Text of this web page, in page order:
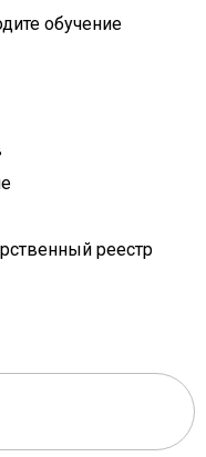
обучение
реестр